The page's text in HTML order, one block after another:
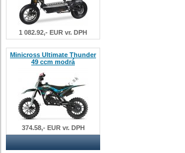
1 082.92,- EUR vr. DPH
Minicross Ultimate Thunder
49 ccm modrá
374.58,- EUR vr. DPH